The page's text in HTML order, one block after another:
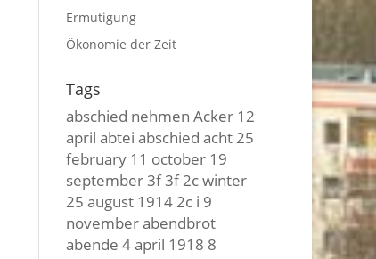
Ermutigung
Ökonomie der Zeit
Tags
abschied nehmen Acker 12
april abtei abschied acht25
february 11 october 19
september3f 3f2c winter
25 august 19142c i 9
novemberabendbrot
abende 4 april 1918 8